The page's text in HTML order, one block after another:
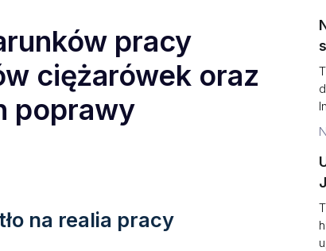
pracy
ciężarówek oraz
poprawy
na realia pracy